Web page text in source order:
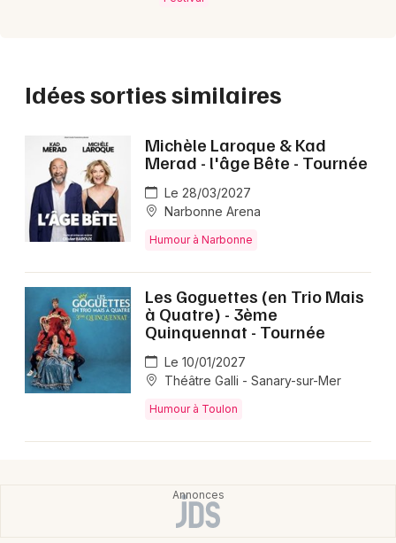
Idées sorties similaires
Michèle Laroque & Kad
Merad - l'âge Bête - Tournée
Le 28/03/2027
Narbonne Arena
Humour à Narbonne
Les Goguettes (en Trio Mais
à Quatre) - 3ème
Quinquennat - Tournée
Le 10/01/2027
Théâtre Galli - Sanary-sur-Mer
Humour à Toulon